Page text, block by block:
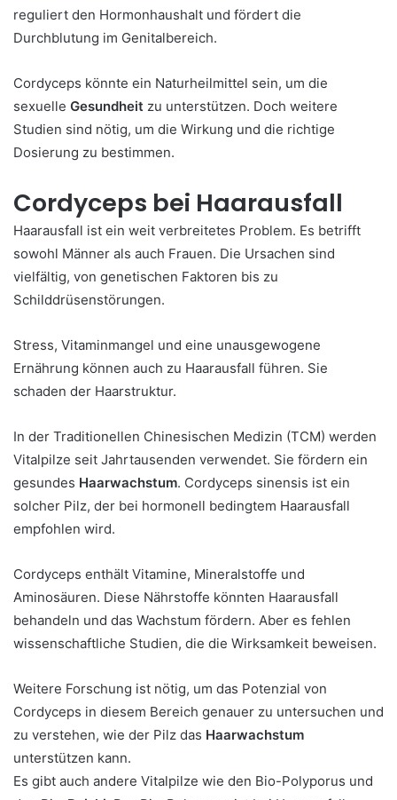
reguliert den Hormonhaushalt und fördert die
Durchblutung im Genitalbereich.
Cordyceps könnte ein Naturheilmittel sein, um die
sexuelle Gesundheit zu unterstützen. Doch weitere
Studien sind nötig, um die Wirkung und die richtige
Dosierung zu bestimmen.
Cordyceps bei Haarausfall
Haarausfall ist ein weit verbreitetes Problem. Es betrifft
sowohl Männer als auch Frauen. Die Ursachen sind
vielfältig, von genetischen Faktoren bis zu
Schilddrüsenstörungen.
Stress, Vitaminmangel und eine unausgewogene
Ernährung können auch zu Haarausfall führen. Sie
schaden der Haarstruktur.
In der Traditionellen Chinesischen Medizin (TCM) werden
Vitalpilze seit Jahrtausenden verwendet. Sie fördern ein
gesundes Haarwachstum. Cordyceps sinensis ist ein
solcher Pilz, der bei hormonell bedingtem Haarausfall
empfohlen wird.
Cordyceps enthält Vitamine, Mineralstoffe und
Aminosäuren. Diese Nährstoffe könnten Haarausfall
behandeln und das Wachstum fördern. Aber es fehlen
wissenschaftliche Studien, die die Wirksamkeit beweisen.
Weitere Forschung ist nötig, um das Potenzial von
Cordyceps in diesem Bereich genauer zu untersuchen und
zu verstehen, wie der Pilz das Haarwachstum
unterstützen kann.
Es gibt auch andere Vitalpilze wie den Bio-Polyporus und